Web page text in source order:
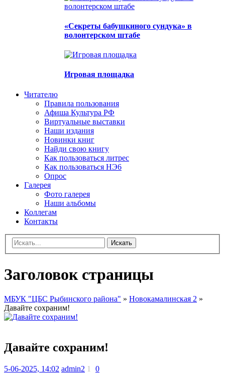
«Секреты бабушкиного сундука» в
волонтерском штабе
Игровая площадка
Читателю
Правила пользования
Афиша Культура РФ
Виртуальные выставки
Наши издания
Новинки книг
Найди свою книгу
Как пользоваться литрес
Как пользоваться НЭ6
Опрос
Галерея
Фото галерея
Наши альбомы
Коллегам
Контакты
Искать
Заголовок страницы
МБУК "ЦБС Рыбинского района" » Новокамалинская 2 »
Давайте сохраним!
Давайте сохраним!
5-06-2025, 14:02 admin2 1
0